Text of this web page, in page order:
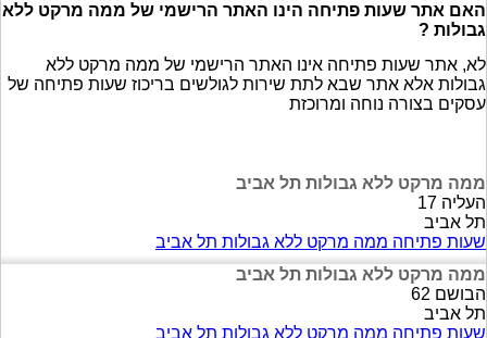
האם אתר שעות פתיחה הינו האתר הרישמי של ממה מרקט ללא
גבולות ?
לא, אתר שעות פתיחה אינו האתר הרישמי של ממה מרקט ללא
גבולות אלא אתר שבא לתת שירות לגולשים בריכוז שעות פתיחה של
עסקים בצורה נוחה ומרוכזת
ממה מרקט ללא גבולות תל אביב
העליה 17
תל אביב
שעות פתיחה ממה מרקט ללא גבולות תל אביב
ממה מרקט ללא גבולות תל אביב
הבושם 62
תל אביב
שעות פתיחה ממה מרקט ללא גבולות תל אביב